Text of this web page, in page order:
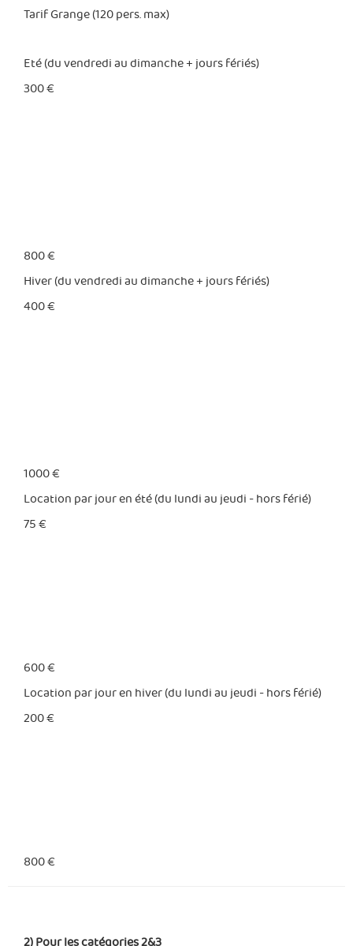
Tarif Grange (120 pers. max)
Eté (du vendredi au dimanche + jours fériés)
300€
800 €
Hiver (du vendredi au dimanche + jours fériés)
400 €
1000 €
Location par jour en été (du lundi au jeudi - hors férié)
75 €
600 €
Location par jour en hiver (du lundi au jeudi - hors férié)
200 €
800 €